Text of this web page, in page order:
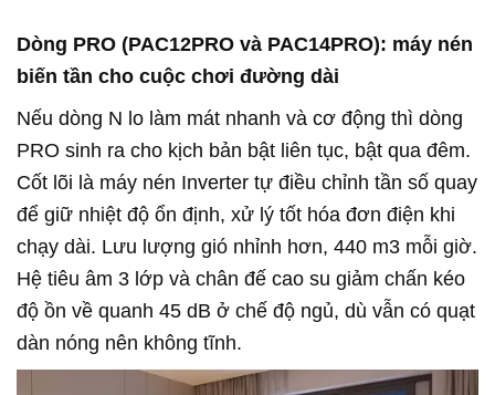
Dòng PRO (PAC12PRO và PAC14PRO): máy nén
biến tần cho cuộc chơi đường dài
Nếu dòng N lo làm mát nhanh và cơ động thì dòng
PRO sinh ra cho kịch bản bật liên tục, bật qua đêm.
Cốt lõi là máy nén Inverter tự điều chỉnh tần số quay
để giữ nhiệt độ ổn định, xử lý tốt hóa đơn điện khi
chạy dài. Lưu lượng gió nhỉnh hơn, 440 m3 mỗi giờ.
Hệ tiêu âm 3 lớp và chân đế cao su giảm chấn kéo
độ ồn về quanh 45 dB ở chế độ ngủ, dù vẫn có quạt
dàn nóng nên không tĩnh.